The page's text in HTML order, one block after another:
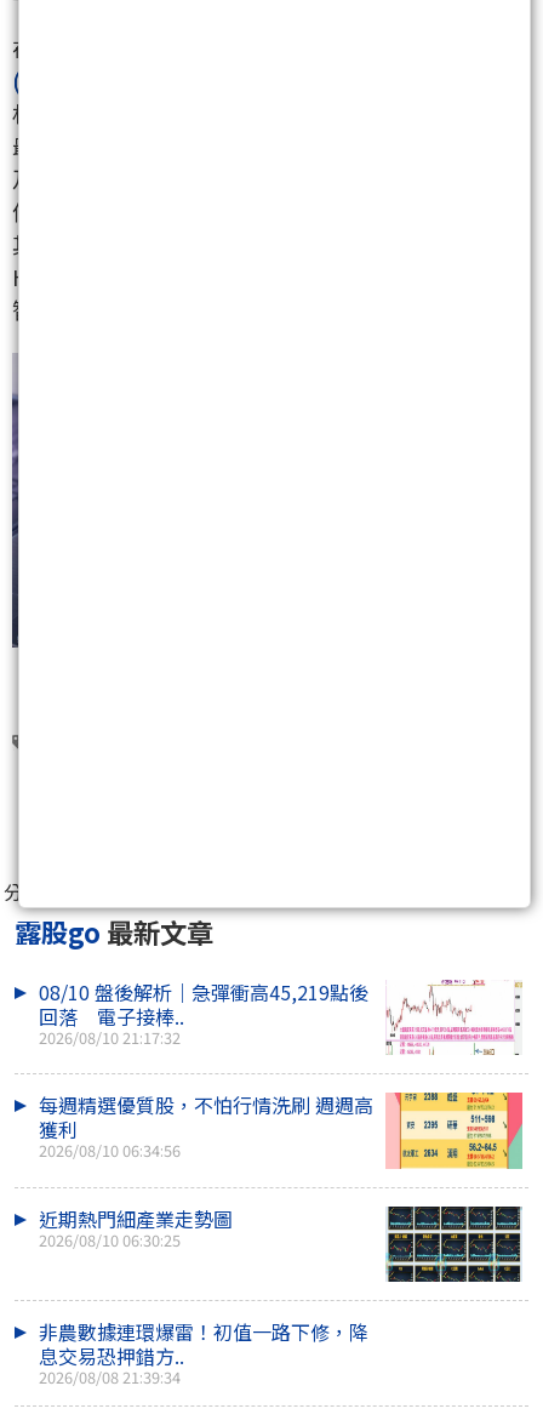
在高頻高速基材方面，CCL 廠商 台光電
(6213)
材，隨着整體伺服器產值擴大而間接獲益；
最上游的玻纖布與銅箔廠如 台玻
及 金居
值得注意的是，NAND 控制晶片大廠 群聯
其在快閃記憶體控制層與韌體技術的累積，未來若
HBF 走向標準化產品，有機會切入關鍵的介面控制與
智慧財產權（IP）授權環節。
分享至：
露股go 最新文章
08/10 盤後解析｜急彈衝高45,219點後
回落 電子接棒..
2026/08/10 21:17:32
每週精選優質股，不怕行情洗刷 週週高
獲利
2026/08/10 06:34:56
近期熱門細產業走勢圖
2026/08/10 06:30:25
非農數據連環爆雷！初值一路下修，降
息交易恐押錯方..
2026/08/08 21:39:34